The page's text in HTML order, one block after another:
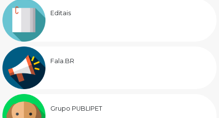
Editais
Fala.BR
Grupo PUBLIPET